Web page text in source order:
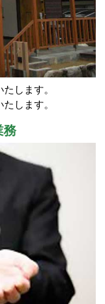
します。
します。
務